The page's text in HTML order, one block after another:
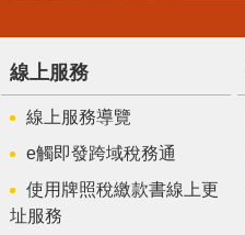
線上服務
線上服務導覽
e觸即發跨域稅務通
使用牌照稅繳款書線上更
址服務